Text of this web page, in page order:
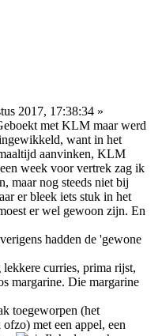
2017, 17:38:34 »
met KLM maar werd
want in het
aanvinken, KLM
week voor vertrek zag ik
maar nog steeds niet bij
er bleek iets stuk in het
er wel gewoon zijn. En
hadden de 'gewone
lekkere curries, prima rijst,
margarine. Die margarine
toegeworpen (het
met een appel, een